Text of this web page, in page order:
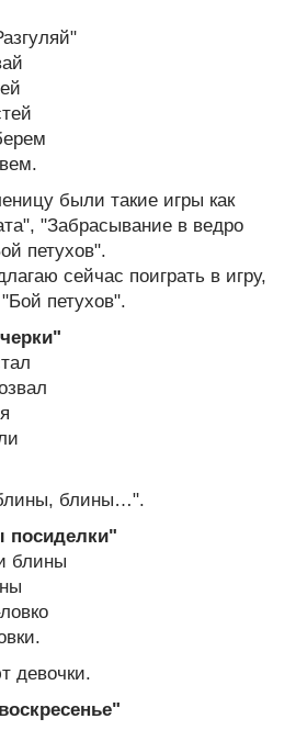
были такие игры как
"Забрасывание в ведро
петухов".
сейчас поиграть в игру,
петухов".
блины…".
посиделки"
блины
девочки.